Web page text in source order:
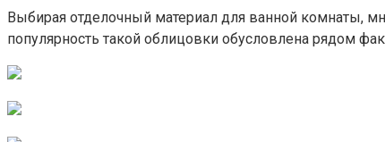
Выбирая отделочный материал для ванной комнаты,
популярность такой облицовки обусловлена рядом